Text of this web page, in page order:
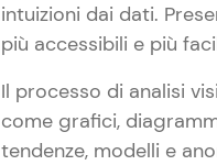
intuizioni dai dati.
più accessibili e più
Il processo di analisi
come grafici,
tendenze, modelli e